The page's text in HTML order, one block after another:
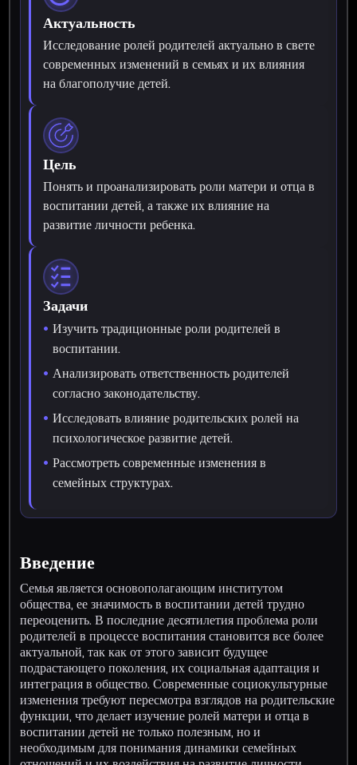
Актуальность
Исследование ролей родителей актуально в свете
современных изменений в семьях и их влияния
на благополучие детей.
Цель
Понять и проанализировать роли матери и отца в
воспитании детей, а также их влияние на
развитие личности ребенка.
Задачи
Изучить традиционные роли родителей в
воспитании.
Анализировать ответственность родителей
согласно законодательству.
Исследовать влияние родительских ролей на
психологическое развитие детей.
Рассмотреть современные изменения в
семейных структурах.
Введение
Семья является основополагающим институтом
общества, ее значимость в воспитании детей трудно
переоценить. В последние десятилетия проблема роли
родителей в процессе воспитания становится все более
актуальной, так как от этого зависит будущее
подрастающего поколения, их социальная адаптация и
интеграция в общество. Современные социокультурные
изменения требуют пересмотра взглядов на родительские
функции, что делает изучение ролей матери и отца в
воспитании детей не только полезным, но и
необходимым для понимания динамики семейных